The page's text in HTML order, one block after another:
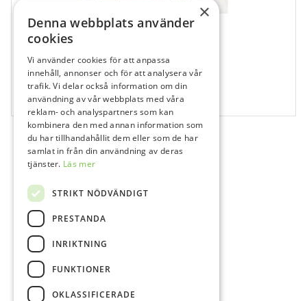
731467
Whiteness Perfect Patientbroschyr
1 st
×
Denna webbplats använder
cookies
Vi använder cookies för att anpassa
innehåll, annonser och för att analysera vår
trafik. Vi delar också information om din
användning av vår webbplats med våra
reklam- och analyspartners som kan
kombinera den med annan information som
du har tillhandahållit dem eller som de har
samlat in från din användning av deras
tjänster. Läs mer
STRIKT NÖDVÄNDIGT
PRESTANDA
INRIKTNING
FUNKTIONER
OKLASSIFICERADE